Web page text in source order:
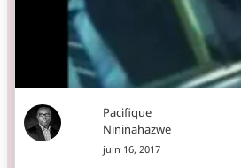
Pacifique
Nininahazwe
juin 16, 2017